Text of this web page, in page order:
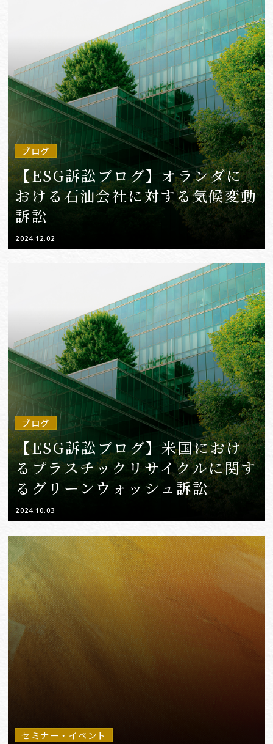
#AI Governance
#AI/IoT
VIEW MORE
ブログ
【ESG訴訟ブログ】オランダに
おける石油会社に対する気候変動
訴訟
2024.12.02
ブログ
【ESG訴訟ブログ】米国におけ
るプラスチックリサイクルに関す
るグリーンウォッシュ訴訟
2024.10.03
セミナー・イベント